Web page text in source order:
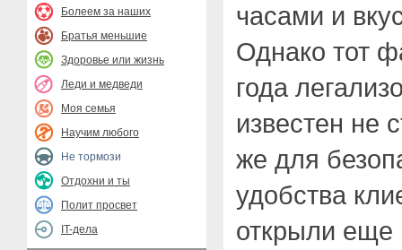
Болеем за наших
Братья меньшие
Здоровье или жизнь
Леди и медведи
Моя семья
Научим любого
Не тормози
Отдохни и ты
Полит просвет
IT-дела
часами и
Однако тот
года
известен не
же для
удобства
открыли еще